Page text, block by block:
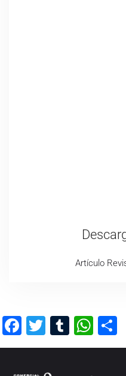
Artículo
Facebook
Twitter
Tumblr